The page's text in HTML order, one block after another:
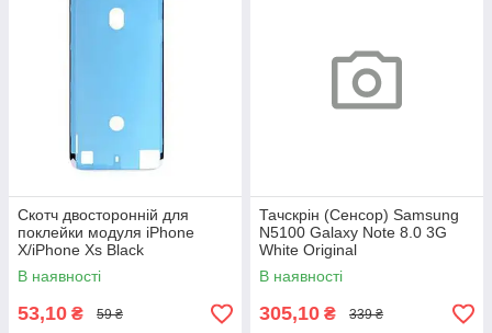
Скотч двосторонній для
поклейки модуля iPhone
X/iPhone Xs Black
В наявності
53,10 ₴ 59 ₴
Тачскрін (Сенсор) Samsung
N5100 Galaxy Note 8.0 3G
White Original
В наявності
305,10 ₴ 339 ₴